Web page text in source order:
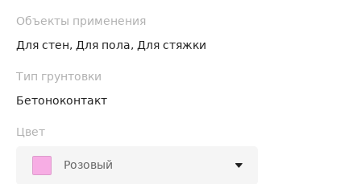
Объекты применения
Для стен, Для пола, Для стяжки
Тип грунтовки
Бетоноконтакт
Цвет
Розовый